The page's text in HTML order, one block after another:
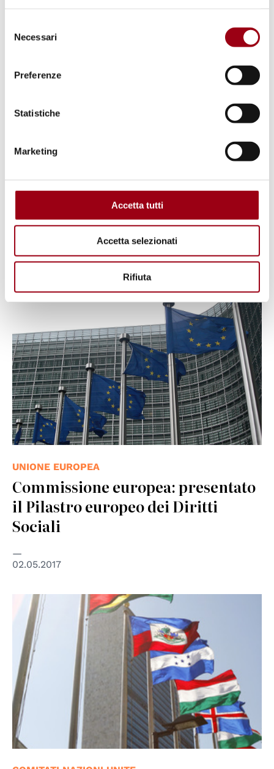
delNecessari
Preferenze
Statistiche
Marketing
Accetta tutti
Accetta selezionati
Rifiuta
Comitato europeo dei diritti
sociali: nel 2017 presentati quattro
reclami collettivi contro l’Italia
25.05.2017
UNIONE EUROPEA
Commissione europea: presentato
il Pilastro europeo dei Diritti
Sociali
02.05.2017
© UN Photo